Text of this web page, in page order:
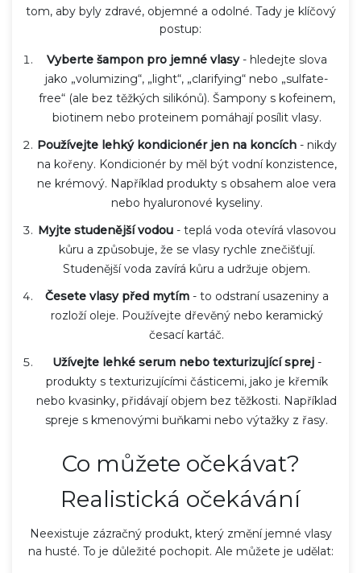
tom, aby byly zdravé, objemné a odolné. Tady je klíčový
postup:
Vyberte šampon pro jemné vlasy- hledejte slova
jako „volumizing“, „light“, „clarifying“ nebo „sulfate-
free“ (ale bez těžkých silikónů). Šampony s kofeinem,
biotinem nebo proteinem pomáhají posílit vlasy.
Používejte lehký kondicionér jen na koncích- nikdy
na kořeny. Kondicionér by měl být vodní konzistence,
ne krémový. Například produkty s obsahem aloe vera
nebo hyaluronové kyseliny.
Myjte studenější vodou- teplá voda otevírá vlasovou
kůru a způsobuje, že se vlasy rychle znečišťují.
Studenější voda zavírá kůru a udržuje objem.
Česete vlasy před mytím- to odstraní usazeniny a
rozloží oleje. Používejte dřevěný nebo keramický
česací kartáč.
Užívejte lehké serum nebo texturizující sprej-
produkty s texturizujícími částicemi, jako je křemík
nebo kvasinky, přidávají objem bez těžkosti. Například
spreje s kmenovými buňkami nebo výtažky z řasy.
Co můžete očekávat?
Realistická očekávání
Neexistuje zázračný produkt, který změní jemné vlasy
na husté. To je důležité pochopit. Ale můžete je udělat: